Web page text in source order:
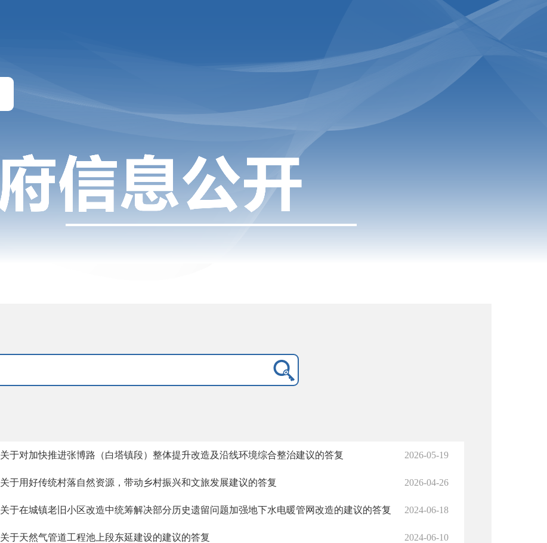
关于对加快推进张博路（白塔镇段）整体提升改造及沿线环境综合整治建议的答复 2026-05-19
关于用好传统村落自然资源，带动乡村振兴和文旅发展建议的答复 2026-04-26
关于在城镇老旧小区改造中统筹解决部分历史遗留问题加强地下水电暖管网改造的建议的答复 2024-06-18
关于天然气管道工程池上段东延建设的建议的答复 2024-06-10